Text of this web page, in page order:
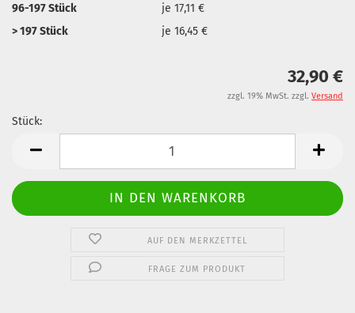
96-197 Stück
je 17,11 €
> 197 Stück
je 16,45 €
32,90 €
zzgl. 19% MwSt. zzgl. Versand
Stück:
AUF DEN MERKZETTEL
FRAGE ZUM PRODUKT